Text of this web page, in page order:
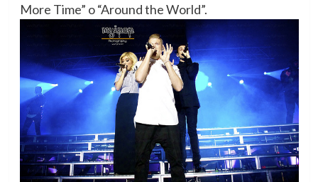
More Time” o “Around the World”.